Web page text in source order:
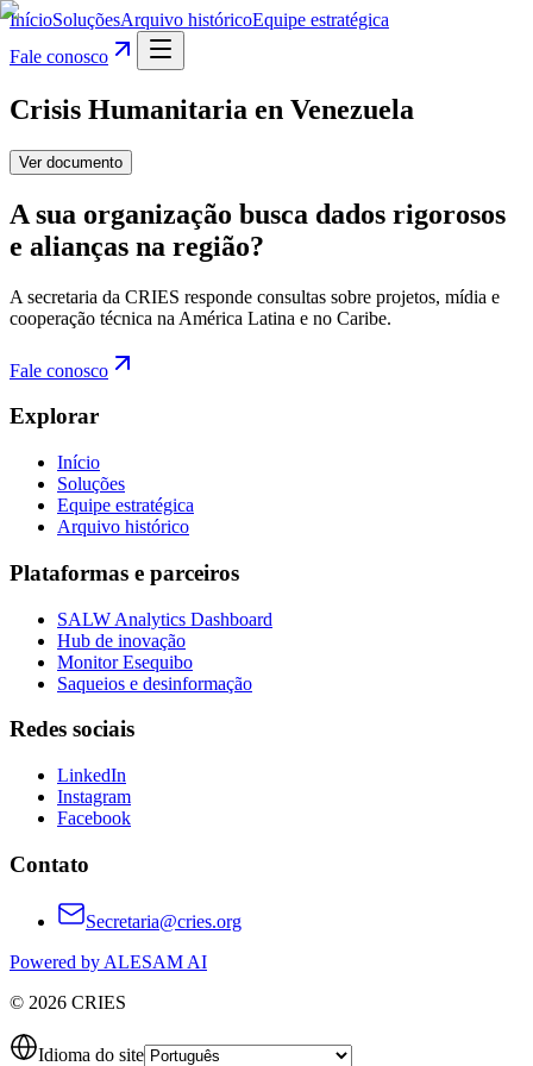
InícioSoluçõesArquivo históricoEquipe estratégica
Fale conosco
Crisis Humanitaria en Venezuela
Ver documento
A sua organização busca dados rigorosos
e alianças na região?
A secretaria da CRIES responde consultas sobre projetos, mídia e
cooperação técnica na América Latina e no Caribe.
Fale conosco
Explorar
Início
Soluções
Equipe estratégica
Arquivo histórico
Plataformas e parceiros
SALW Analytics Dashboard
Hub de inovação
Monitor Esequibo
Saqueios e desinformação
Redes sociais
LinkedIn
Instagram
Facebook
Contato
Secretaria@cries.org
Powered by ALESAM AI
© 2026 CRIES
Idioma do site